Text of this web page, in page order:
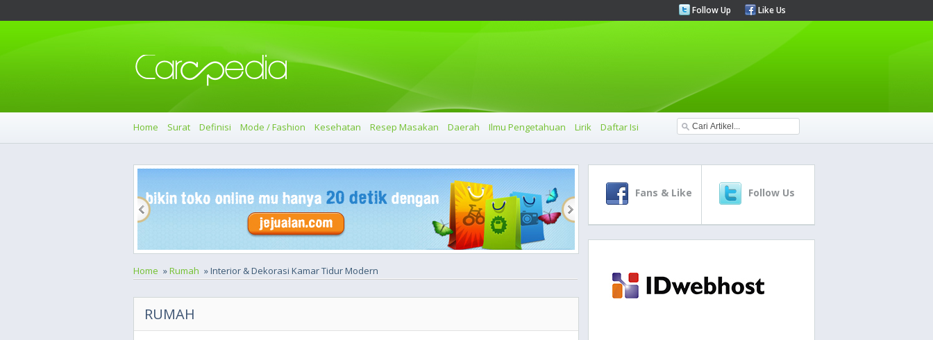
Follow Up Like Us
Home Surat Definisi Mode / Fashion Kesehatan Resep Masakan Daerah Ilmu Pengetahuan Lirik Daftar Isi
Home »Rumah » Interior & Dekorasi Kamar Tidur Modern
RUMAH
Fans & Like Follow Us